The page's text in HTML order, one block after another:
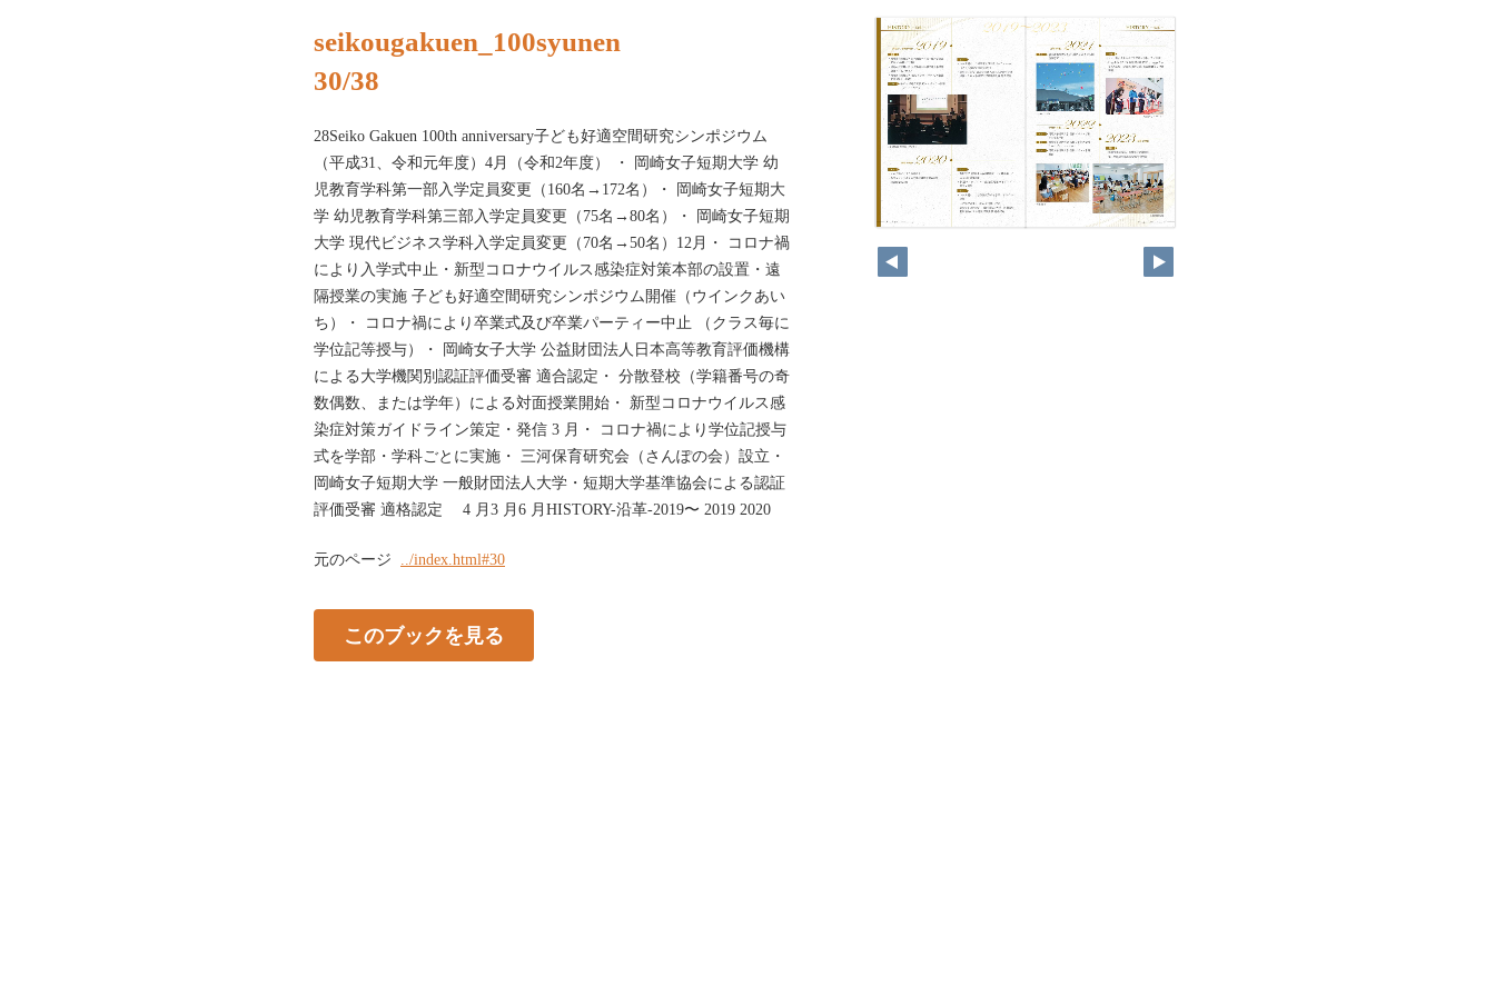
seikougakuen_100syunen
30/38
28Seiko Gakuen 100th anniversary子ども好適空間研究シンポジウム
（平成31、令和元年度）4月（令和2年度） ・ 岡崎女子短期大学 幼
児教育学科第一部入学定員変更（160名→172名）・ 岡崎女子短期大
学 幼児教育学科第三部入学定員変更（75名→80名）・ 岡崎女子短期
大学 現代ビジネス学科入学定員変更（70名→50名）12月・ コロナ禍
により入学式中止・新型コロナウイルス感染症対策本部の設置・遠
隔授業の実施 子ども好適空間研究シンポジウム開催（ウインクあい
ち）・ コロナ禍により卒業式及び卒業パーティー中止 （クラス毎に
学位記等授与）・ 岡崎女子大学 公益財団法人日本高等教育評価機構
による大学機関別認証評価受審 適合認定・ 分散登校（学籍番号の奇
数偶数、または学年）による対面授業開始・ 新型コロナウイルス感
染症対策ガイドライン策定・発信 3 月・ コロナ禍により学位記授与
式を学部・学科ごとに実施・ 三河保育研究会（さんぽの会）設立・
岡崎女子短期大学 一般財団法人大学・短期大学基準協会による認証
評価受審 適格認定 4 月3 月6 月HISTORY-沿革-2019〜 2019 2020
元のページ ../index.html#30
このブックを見る